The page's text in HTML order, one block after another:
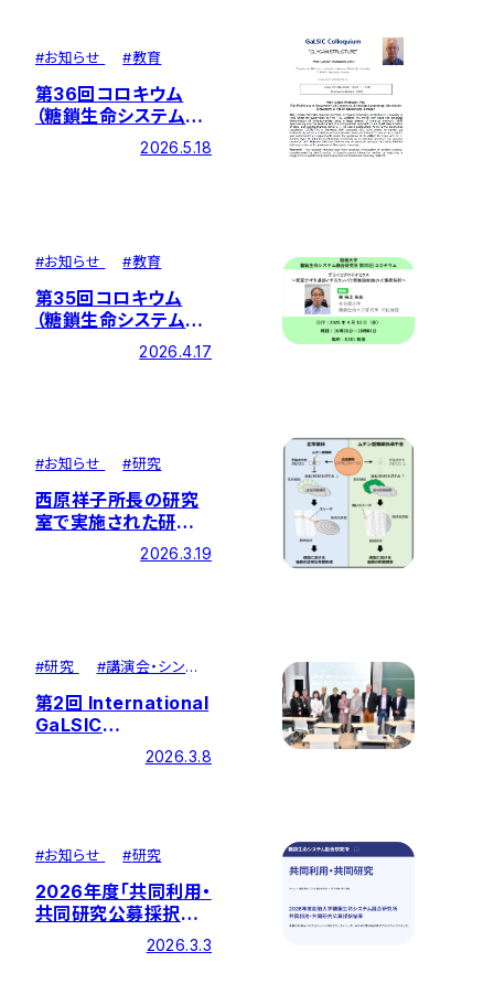
#お知らせ #教育
第36回コロキウム
（糖鎖生命システム融
合研究所）対面にて開
2026.5.18
#お知らせ #教育
第35回コロキウム
（糖鎖生命システム融
合研究所）対面にて開
2026.4.17
#お知らせ #研究
西原祥子所長の研究
室で実施された研究
成果が、米国 Cell
Pressの発行する
2026.3.19
#研究 #講演会・シンポ
第2回 International
GaLSIC
Symposium を開催
2026.3.8
#お知らせ #研究
2026年度「共同利用・
共同研究公募採択結
果」掲載のお知らせ
2026.3.3